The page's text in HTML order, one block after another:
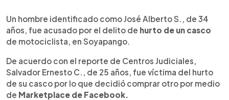
► Escuchar artículo
Un hombre identificado como José Alberto S., de 34
años, fue acusado por el delito de hurto de un casco
de motociclista, en Soyapango.
De acuerdo con el reporte de Centros Judiciales,
Salvador Ernesto C., de 25 años, fue víctima del hurto
de su casco por lo que decidió comprar otro por medio
de Marketplace de Facebook.